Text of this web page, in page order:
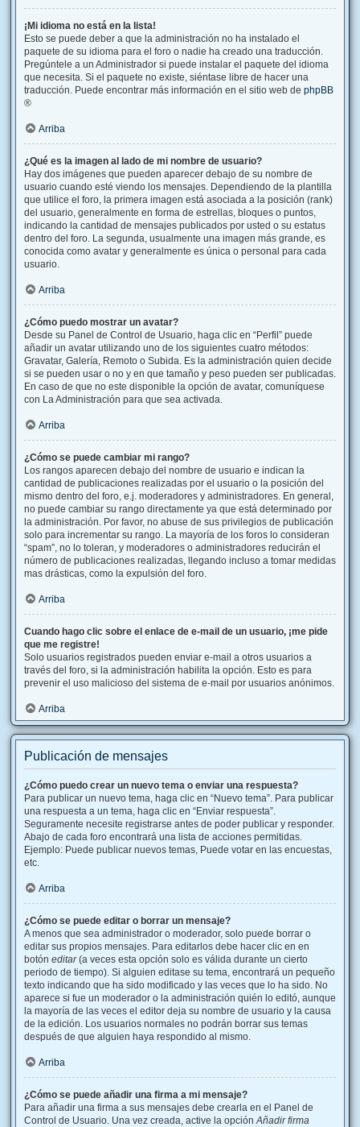
¡Mi idioma no está en la lista!
Esto se puede deber a que la administración no ha instalado el
paquete de su idioma para el foro o nadie ha creado una traducción.
Pregúntele a un Administrador si puede instalar el paquete del idioma
que necesita. Si el paquete no existe, siéntase libre de hacer una
traducción. Puede encontrar más información en el sitio web de phpBB
®
Arriba
¿Qué es la imagen al lado de mi nombre de usuario?
Hay dos imágenes que pueden aparecer debajo de su nombre de
usuario cuando esté viendo los mensajes. Dependiendo de la plantilla
que utilice el foro, la primera imagen está asociada a la posición (rank)
del usuario, generalmente en forma de estrellas, bloques o puntos,
indicando la cantidad de mensajes publicados por usted o su estatus
dentro del foro. La segunda, usualmente una imagen más grande, es
conocida como avatar y generalmente es única o personal para cada
usuario.
Arriba
¿Cómo puedo mostrar un avatar?
Desde su Panel de Control de Usuario, haga clic en “Perfil” puede
añadir un avatar utilizando uno de los siguientes cuatro métodos:
Gravatar, Galería, Remoto o Subida. Es la administración quien decide
si se pueden usar o no y en que tamaño y peso pueden ser publicadas.
En caso de que no este disponible la opción de avatar, comuníquese
con La Administración para que sea activada.
Arriba
¿Cómo se puede cambiar mi rango?
Los rangos aparecen debajo del nombre de usuario e indican la
cantidad de publicaciones realizadas por el usuario o la posición del
mismo dentro del foro, e.j. moderadores y administradores. En general,
no puede cambiar su rango directamente ya que está determinado por
la administración. Por favor, no abuse de sus privilegios de publicación
solo para incrementar su rango. La mayoría de los foros lo consideran
“spam”, no lo toleran, y moderadores o administradores reducirán el
número de publicaciones realizadas, llegando incluso a tomar medidas
mas drásticas, como la expulsión del foro.
Arriba
Cuando hago clic sobre el enlace de e-mail de un usuario, ¡me pide
que me registre!
Solo usuarios registrados pueden enviar e-mail a otros usuarios a
través del foro, si la administración habilita la opción. Esto es para
prevenir el uso malicioso del sistema de e-mail por usuarios anónimos.
Arriba
Publicación de mensajes
¿Cómo puedo crear un nuevo tema o enviar una respuesta?
Para publicar un nuevo tema, haga clic en “Nuevo tema”. Para publicar
una respuesta a un tema, haga clic en “Enviar respuesta”.
Seguramente necesite registrarse antes de poder publicar y responder.
Abajo de cada foro encontrará una lista de acciones permitidas.
Ejemplo: Puede publicar nuevos temas, Puede votar en las encuestas,
etc.
Arriba
¿Cómo se puede editar o borrar un mensaje?
A menos que sea administrador o moderador, solo puede borrar o
editar sus propios mensajes. Para editarlos debe hacer clic en en
botón editar(a veces esta opción solo es válida durante un cierto
periodo de tiempo). Si alguien editase su tema, encontrará un pequeño
texto indicando que ha sido modificado y las veces que lo ha sido. No
aparece si fue un moderador o la administración quién lo editó, aunque
la mayoría de las veces el editor deja su nombre de usuario y la causa
de la edición. Los usuarios normales no podrán borrar sus temas
después de que alguien haya respondido al mismo.
Arriba
¿Cómo se puede añadir una firma a mi mensaje?
Para añadir una firma a sus mensajes debe crearla en el Panel de
Control de Usuario. Una vez creada, active la opciónAñadir firma